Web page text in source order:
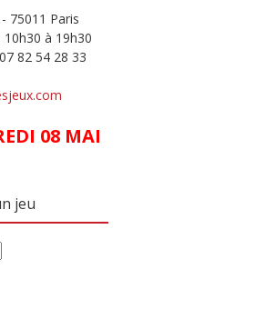
75011 Paris
à 19h30
82 54 28 33
08 MAI
jeu